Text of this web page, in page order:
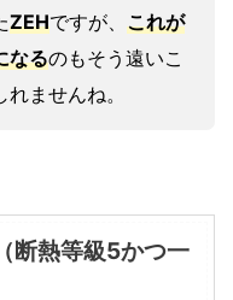
ZEHですが、 これが
なるのもそう遠いこ
ませんね。
（ 断熱等級5かつ一